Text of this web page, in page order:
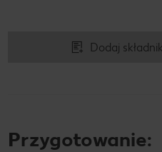
Dodaj
Przygotowanie: